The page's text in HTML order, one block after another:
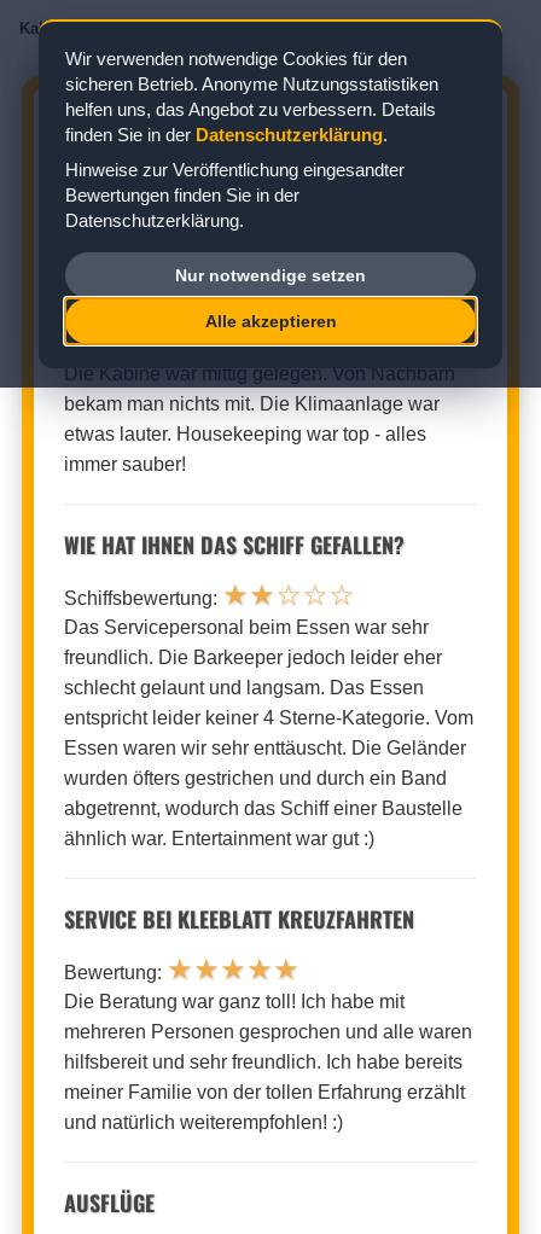
Kabinenbewertungen Kabine 7450
AIDABELLA KABINE 7450:
BEWERTUNG ZUR INNENKABINE
Zielgebiet: Karibik
INNENKABINE (KABINENNUMMER: 7450)
Kabinenbewertung:★★★★☆
Die Kabine war mittig gelegen. Von Nachbarn
bekam man nichts mit. Die Klimaanlage war
etwas lauter. Housekeeping war top - alles
immer sauber!
WIE HAT IHNEN DAS SCHIFF GEFALLEN?
Schiffsbewertung: ★★☆☆☆
Das Servicepersonal beim Essen war sehr
freundlich. Die Barkeeper jedoch leider eher
schlecht gelaunt und langsam. Das Essen
entspricht leider keiner 4 Sterne-Kategorie. Vom
Essen waren wir sehr enttäuscht. Die Geländer
wurden öfters gestrichen und durch ein Band
abgetrennt, wodurch das Schiff einer Baustelle
ähnlich war. Entertainment war gut :)
SERVICE BEI KLEEBLATT KREUZFAHRTEN
Bewertung: ★★★★★
Die Beratung war ganz toll! Ich habe mit
mehreren Personen gesprochen und alle waren
hilfsbereit und sehr freundlich. Ich habe bereits
meiner Familie von der tollen Erfahrung erzählt
und natürlich weiterempfohlen! :)
AUSFLÜGE
Wir verwenden notwendige Cookies für den
sicheren Betrieb. Anonyme Nutzungsstatistiken
helfen uns, das Angebot zu verbessern. Details
finden Sie in der Datenschutzerklärung.
Hinweise zur Veröffentlichung eingesandter
Bewertungen finden Sie in der
Datenschutzerklärung.
Nur notwendige setzen
Alle akzeptieren